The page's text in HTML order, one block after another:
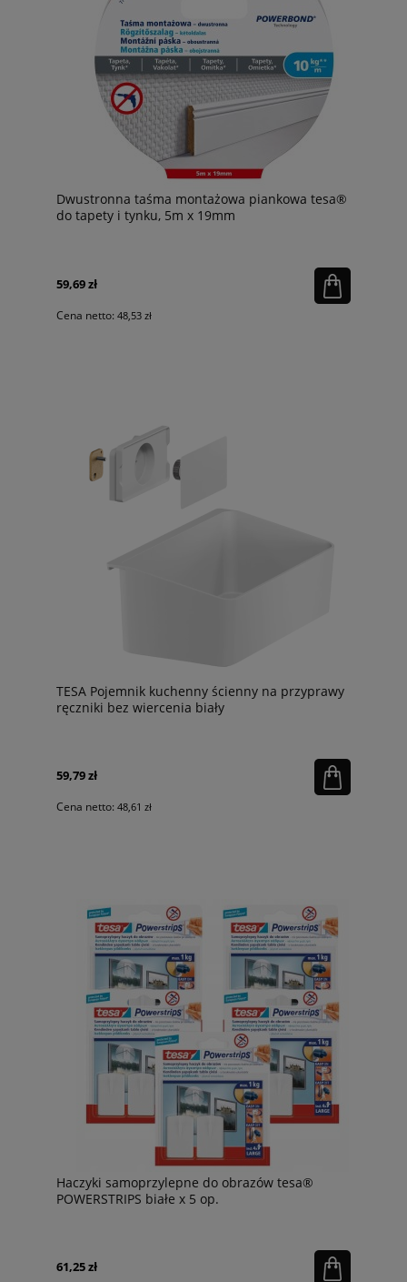
Dwustronna taśma montażowa piankowa tesa®
do tapety i tynku, 5m x 19mm
59,69 zł
Cena netto: 48,53 zł
TESA Pojemnik kuchenny ścienny na przyprawy
ręczniki bez wiercenia biały
59,79 zł
Cena netto: 48,61 zł
Haczyki samoprzylepne do obrazów tesa®
POWERSTRIPS białe x 5 op.
61,25 zł